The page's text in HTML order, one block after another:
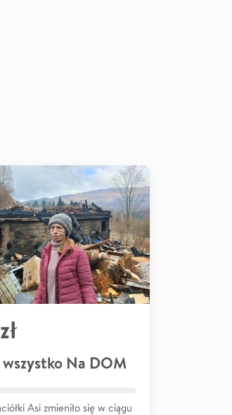
wszystko Na DOM
Asi zmieniło się w ciągu